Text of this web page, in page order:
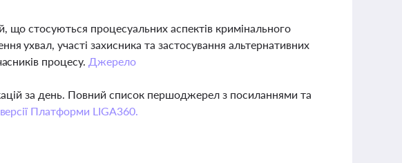
стосуються процесуальних аспектів кримінального
ухвал, участі захисника та застосування альтернативних
процесу. Джерело
за день. Повний список першоджерел з посиланнями та
Платформи LIGA360.